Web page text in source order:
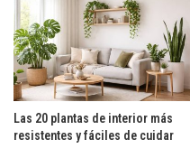
Las 20 plantas de interior más
resistentes y fáciles de cuidar